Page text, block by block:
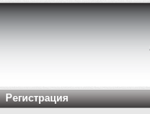
Регистрация